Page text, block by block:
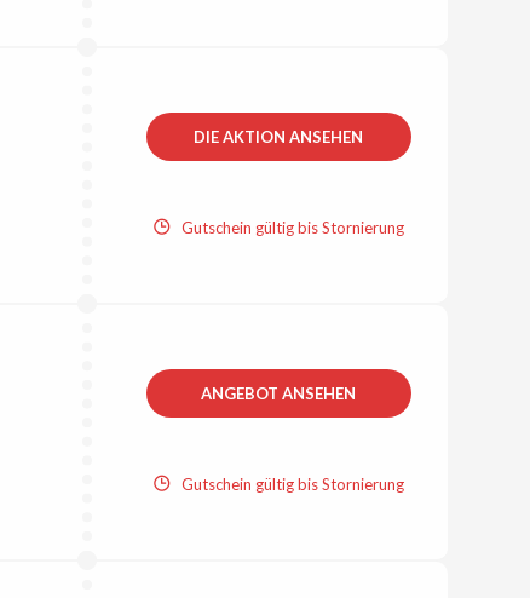
DIE AKTION ANSEHEN
Gutschein gültig bis Stornierung
ANGEBOT ANSEHEN
Gutschein gültig bis Stornierung